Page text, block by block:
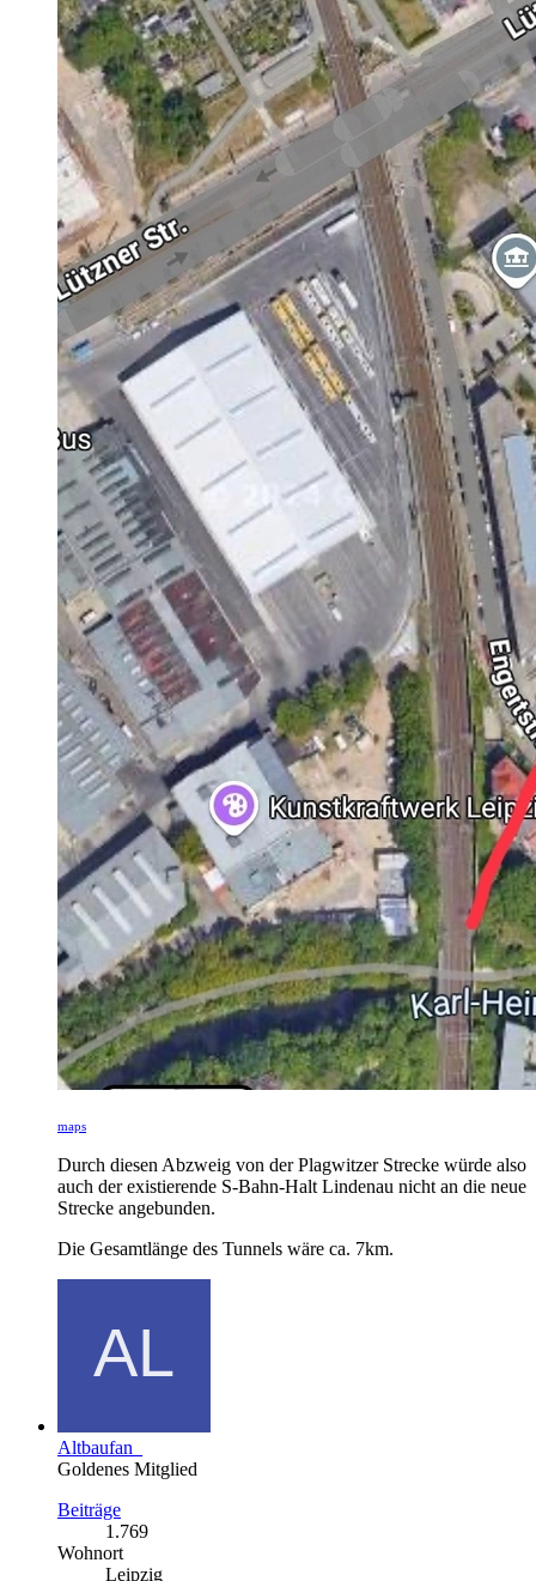
maps
Durch diesen Abzweig von der Plagwitzer Strecke würde also
auch der existierende S-Bahn-Halt Lindenau nicht an die neue
Strecke angebunden.
Die Gesamtlänge des Tunnels wäre ca. 7km.
Altbaufan_
Goldenes Mitglied
Beiträge
1.769
Wohnort
Leipzig